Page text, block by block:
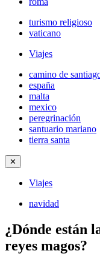
turismo religioso
vaticano
Viajes
camino de
españa
malta
mexico
peregrinación
santuario mariano
tierra santa
✕
Viajes
navidad
¿Dónde están
reyes magos?